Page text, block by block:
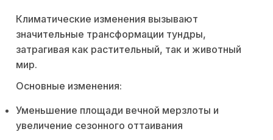
Климатические изменения вызывают
значительные трансформации тундры,
затрагивая как растительный, так и животный
мир.
Основные изменения:
Уменьшение площади вечной мерзлоты и
увеличение сезонного оттаивания